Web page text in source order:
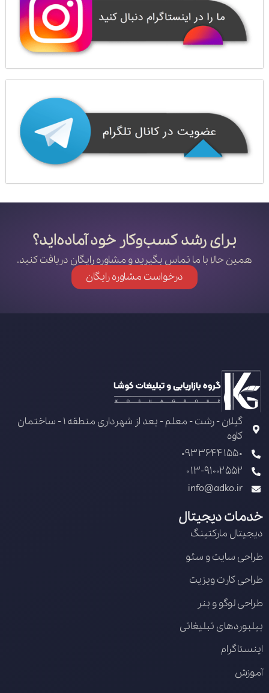
برای رشد کسب‌وکار خود آماده‌اید؟
همین حالا با ما تماس بگیرید و مشاوره رایگان دریافت کنید.
درخواست مشاوره رایگان
گیلان - رشت - معلم - بعد از شهرداری منطقه 1 - ساختمان
کاوه
09336441550
013-91002552
info@adko.ir
خدمات دیجیتال
دیجیتال مارکتینگ
طراحی سایت و سئو
طراحی کارت ویزیت
طراحی لوگو و بنر
بیلبوردهای تبلیغاتی
اینستاگرام
آموزش